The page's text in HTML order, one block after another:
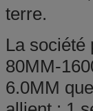
terre.
La société
80MM-
6.0MM